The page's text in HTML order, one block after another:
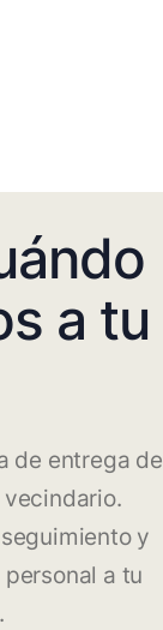
a tu
de entrega de
y
a tu